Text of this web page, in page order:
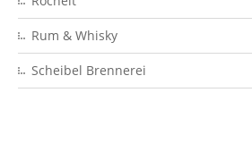
Rum & Whisky
Scheibel Brennerei